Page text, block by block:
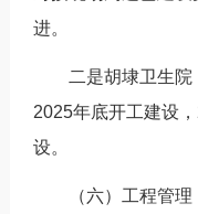
进。
二是胡埭卫生院（
2025年底开工建设
设。
（六）工程管理